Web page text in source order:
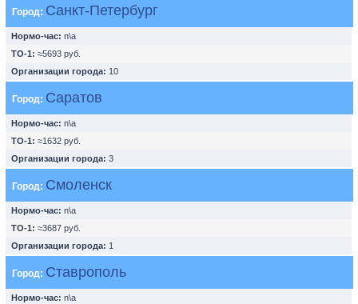
Город: Санкт-Петербург
Нормо-час: n\a
ТО-1: ≈5693 руб.
Организации города: 10
Город: Саратов
Нормо-час: n\a
ТО-1: ≈1632 руб.
Организации города: 3
Город: Смоленск
Нормо-час: n\a
ТО-1: ≈3687 руб.
Организации города: 1
Город: Ставрополь
Нормо-час: n\a